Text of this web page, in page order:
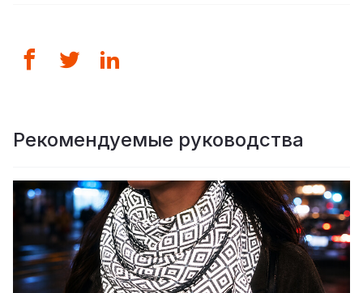
Рекомендуемые руководства